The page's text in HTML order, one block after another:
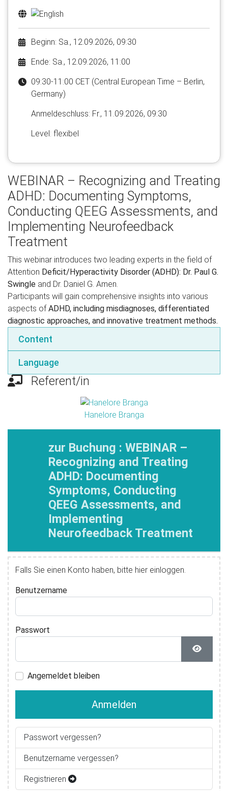
Beginn: Sa., 12.09.2026, 09:30
Ende: Sa., 12.09.2026, 11:00
09:30-11:00 CET (Central European Time – Berlin,
Germany)
Anmelde​schluss: Fr., 11.09.2026, 09:30
Level: flexibel
WEBINAR – Recognizing and Treating
ADHD: Documenting Symptoms,
Conducting QEEG Assessments, and
Implementing Neurofeedback
Treatment
This webinar introduces two leading experts in the field of
Attention Deficit/Hyperactivity Disorder (ADHD): Dr. Paul G.
Swingle and Dr. Daniel G. Amen.
Participants will gain comprehensive insights into various
aspects ofADHD, including misdiagnoses, differentiated
diagnostic approaches, and innovative treatment methods.
Content
Language
Referent/in
Hanelore Branga
zur Buchung : WEBINAR –
Recognizing and Treating
ADHD: Documenting
Symptoms, Conducting
QEEG Assessments, and
Implementing
Neurofeedback Treatment
Falls Sie einen Konto haben, bitte hier einloggen.
Benutzername
Passwort
Angemeldet bleiben
Anmelden
Passwort vergessen?
Benutzername vergessen?
Registrieren